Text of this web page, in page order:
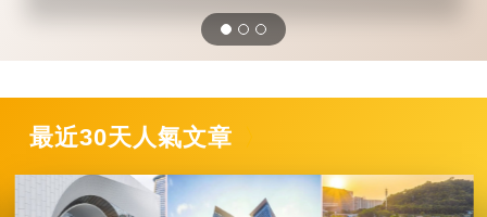
最近30天人氣文章